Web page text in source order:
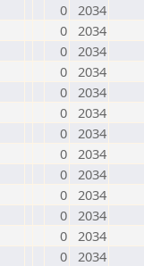
0 2034
0 2034
0 2034
0 2034
0 2034
0 2034
0 2034
0 2034
0 2034
0 2034
0 2034
0 2034
0 2034